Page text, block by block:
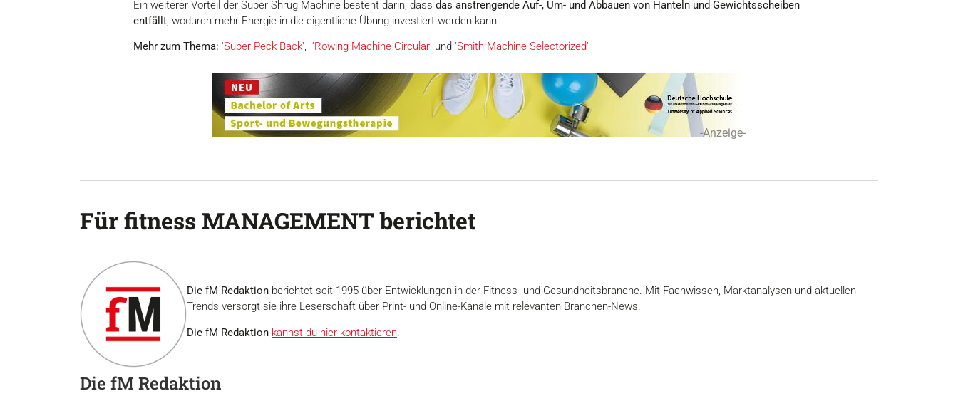
Ein weiterer Vorteil der Super Shrug Machine besteht darin, dass das anstrengende Auf-, Um- und Abbauen von Hanteln und Gewichtsscheiben
entfällt, wodurch mehr Energie in die eigentliche Übung investiert werden kann.
Mehr zum Thema: 'Super Peck Back', 'Rowing Machine Circular' und 'Smith Machine Selectorized'
-Anzeige-
Für fitness MANAGEMENT berichtet
Die fM Redaktion
Die fM Redaktion berichtet seit 1995 über Entwicklungen in der Fitness- und Gesundheitsbranche. Mit Fachwissen, Marktanalysen und aktuellen
Trends versorgt sie ihre Leserschaft über Print- und Online-Kanäle mit relevanten Branchen-News.
Die fM Redaktion kannst du hier kontaktieren.